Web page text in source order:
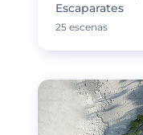
Escaparates
25 escenas